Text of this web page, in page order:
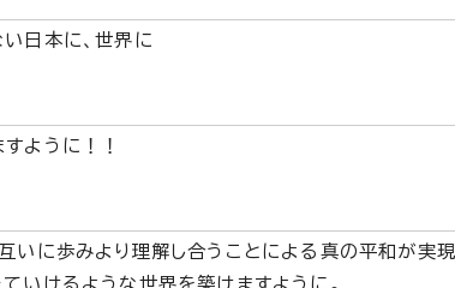
日本に、世界に
ように！！
いに歩みより理解し合うことによる真の平和が実現
いけるような世界を築けますように。